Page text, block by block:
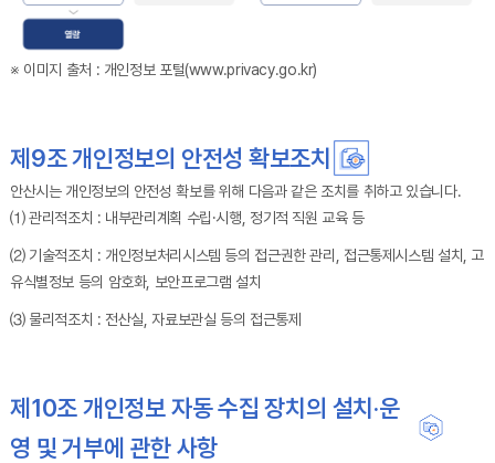
※ 이미지 출처 : 개인정보 포털(www.privacy.go.kr)
제9조 개인정보의 안전성 확보조치
안산시는 개인정보의 안전성 확보를 위해 다음과 같은 조치를 취하고 있습니다.
⑴ 관리적조치 : 내부관리계획 수립·시행, 정기적 직원 교육 등
⑵ 기술적조치 : 개인정보처리시스템 등의 접근권한 관리, 접근통제시스템 설치, 고
유식별정보 등의 암호화, 보안프로그램 설치
⑶ 물리적조치 : 전산실, 자료보관실 등의 접근통제
제10조 개인정보 자동 수집 장치의 설치·운
영 및 거부에 관한 사항